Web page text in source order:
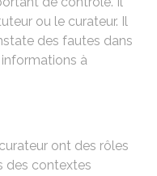
ou le curateur. Il
des fautes dans
informations à
ont des rôles
des contextes